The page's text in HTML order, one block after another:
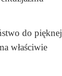
do pięknej
właściwie